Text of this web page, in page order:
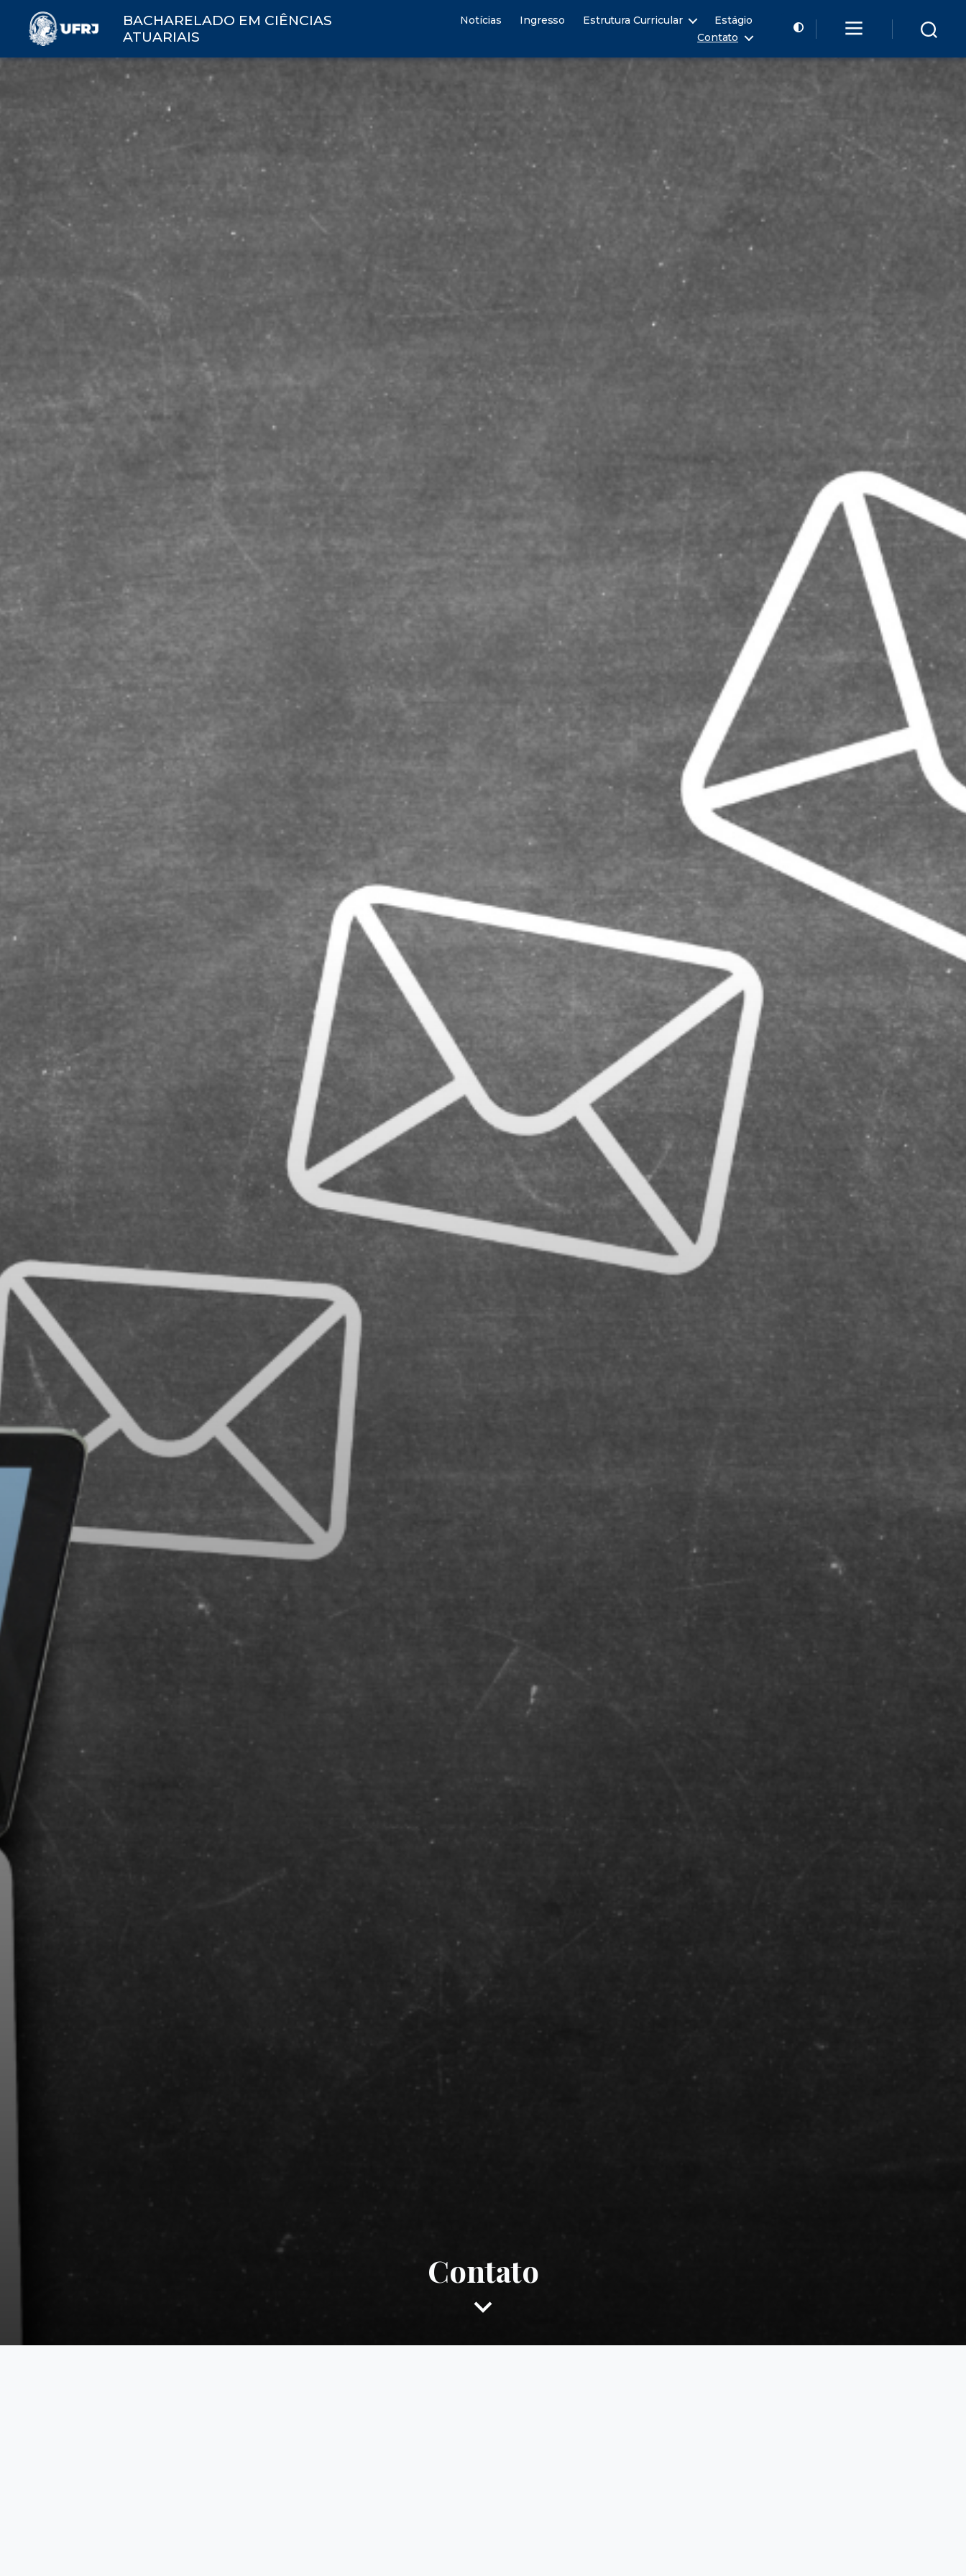
BACHARELADO EM CIÊNCIAS
ATUARIAIS
Notícias Ingresso Estrutura Curricular
Estágio
Contato
Contato
Down